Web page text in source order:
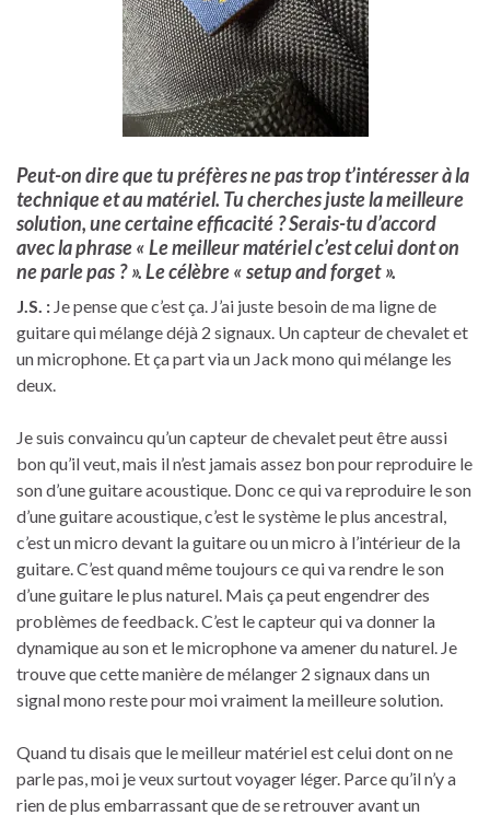
Peut-on dire que tu préfères ne pas trop t’intéresser à la
technique et au matériel. Tu cherches juste la meilleure
solution, une certaine efficacité ? Serais-tu d’accord
avec la phrase « Le meilleur matériel c’est celui dont on
ne parle pas ? ». Le célèbre « setup and forget ».
J.S. : Je pense que c’est ça. J’ai juste besoin de ma ligne de
guitare qui mélange déjà 2 signaux. Un capteur de chevalet et
un microphone. Et ça part via un Jack mono qui mélange les
deux.
Je suis convaincu qu’un capteur de chevalet peut être aussi
bon qu’il veut, mais il n’est jamais assez bon pour reproduire le
son d’une guitare acoustique. Donc ce qui va reproduire le son
d’une guitare acoustique, c’est le système le plus ancestral,
c’est un micro devant la guitare ou un micro à l’intérieur de la
guitare. C’est quand même toujours ce qui va rendre le son
d’une guitare le plus naturel. Mais ça peut engendrer des
problèmes de feedback. C’est le capteur qui va donner la
dynamique au son et le microphone va amener du naturel. Je
trouve que cette manière de mélanger 2 signaux dans un
signal mono reste pour moi vraiment la meilleure solution.
Quand tu disais que le meilleur matériel est celui dont on ne
parle pas, moi je veux surtout voyager léger. Parce qu’il n’y a
rien de plus embarrassant que de se retrouver avant un